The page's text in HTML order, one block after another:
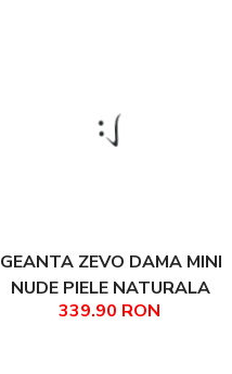
GEANTA ZEVO DAMA MINI
NUDE PIELE NATURALA
FERMA VIVIANA
339.90 RON